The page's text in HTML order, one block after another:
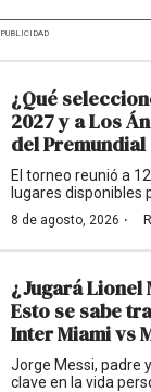
PUBLICIDAD
¿Qué
2027 y a Los
del
El torneo reunió a
lugares disponibles
8 de agosto, 2026 ·
¿Jugará Lionel
Esto se sabe
Inter Miami vs
Jorge Messi, padre
clave en la vida